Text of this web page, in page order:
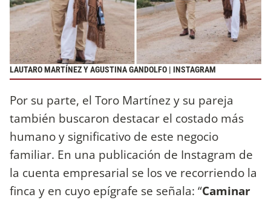
LAUTARO MARTÍNEZ Y AGUSTINA GANDOLFO | INSTAGRAM
Por su parte, el Toro Martínez y su pareja
también buscaron destacar el costado más
humano y significativo de este negocio
familiar. En una publicación de Instagram de
la cuenta empresarial se los ve recorriendo la
finca y en cuyo epígrafe se señala: “Caminar